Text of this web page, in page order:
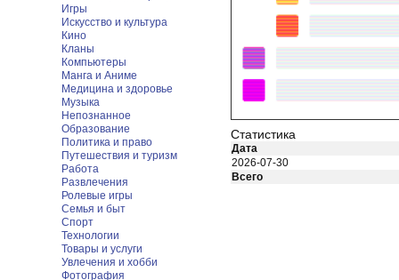
Игры
Искусство и культура
Кино
Кланы
Компьютеры
Манга и Аниме
Медицина и здоровье
Музыка
Непознанное
Образование
Политика и право
Путешествия и туризм
Работа
Развлечения
Ролевые игры
Семья и быт
Спорт
Технологии
Товары и услуги
Увлечения и хобби
Фотография
Статистика
Дата
2026-07-30
Всего